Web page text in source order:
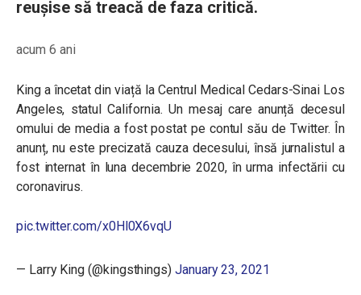
reușise să treacă de faza critică.
acum 6 ani
King a încetat din viață la Centrul Medical Cedars-Sinai Los
Angeles, statul California. Un mesaj care anunță decesul
omului de media a fost postat pe contul său de Twitter. În
anunț, nu este precizată cauza decesului, însă jurnalistul a
fost internat în luna decembrie 2020, în urma infectării cu
coronavirus.
pic.twitter.com/x0Hl0X6vqU
— Larry King (@kingsthings) January 23, 2021